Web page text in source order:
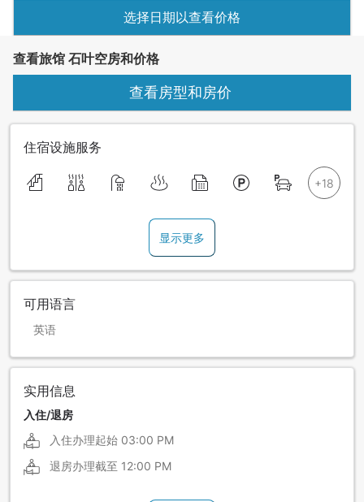
选择日期以查看价格
查看旅馆 石叶空房和价格
查看房型和房价
住宿设施服务
显示更多
可用语言
英语
实用信息
入住/退房
入住办理起始 03:00 PM
退房办理截至 12:00 PM